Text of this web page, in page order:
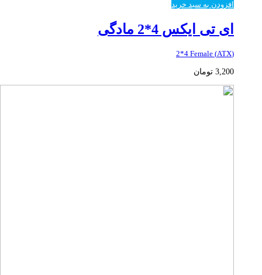
افزودن به سبد خرید
ای تی ایکس 4*2 مادگی
(ATX) 2*4 Female
3,200 تومان